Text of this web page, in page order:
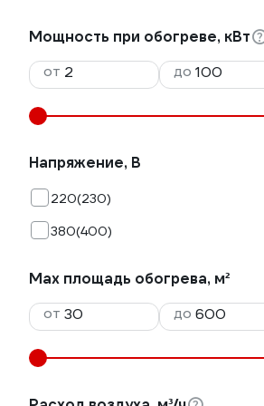
Мощность при обогреве, кВт
от
до
Напряжение, В
220(230)
380(400)
Max площадь обогрева, м²
от
до